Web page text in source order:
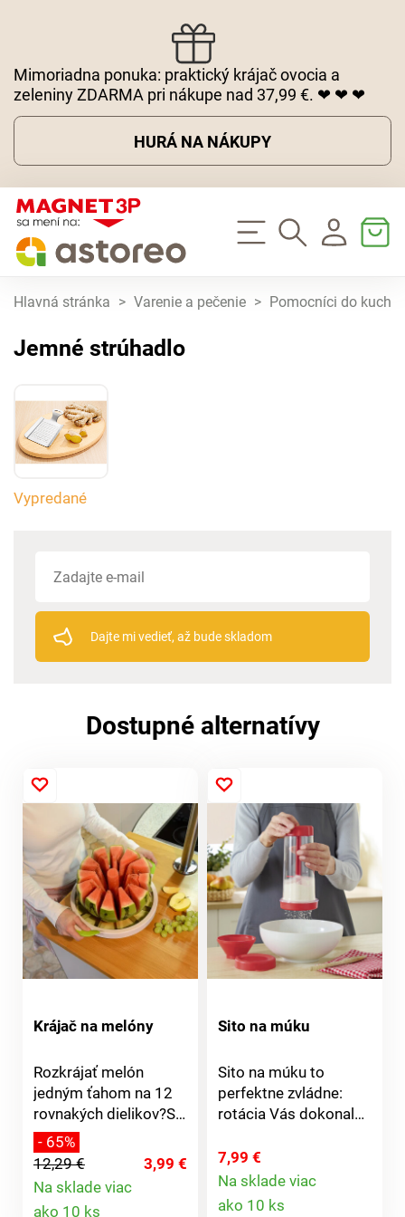
Mimoriadna ponuka: praktický krájač ovocia a
zeleniny ZDARMA pri nákupe nad 37,99 €. ❤ ❤ ❤
HURÁ NA NÁKUPY
Hlavná stránka > Varenie a pečenie > Pomocníci do
Jemné strúhadlo
Vypredané
Dajte mi vedieť, až bude skladom
Dostupné alternatívy
Krájač na melóny
Rozkrájať melón
jedným ťahom na 12
rovnakých dielikov?S
krájačom na melóny
budete ako kuchár
profesionál. Krájač má
úchytky z odolného a
- 65%
12,29 €
3,99 €
Na sklade viac
ako 10 ks
Sito na múku
Sito na múku to
perfektne zvládne:
rotácia Vás dokonale
odnímateľná násypka
sa ľahko plní. Vďaka
veku je tiež ideálna
7,99 €
Na sklade viac
ako 10 ks